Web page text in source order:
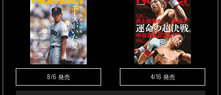
8/6 発売 4/16 発売